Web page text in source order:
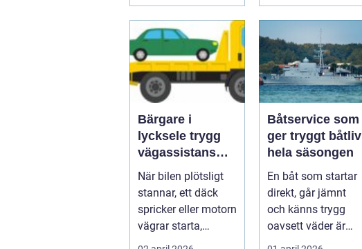
Bärgare i
lycksele trygg
vägassistans
när något
händer på vägen
När bilen plötsligt
stannar, ett däck
spricker eller motorn
vägrar starta,
hamnar många i
Båtservice som
ger tryggt båtliv
hela säsongen
En båt som startar
direkt, går jämnt
och känns trygg
oavsett väder är
sällan en slump.